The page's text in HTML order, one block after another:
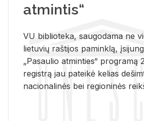
atmintis“
VU biblioteka, saugodama ne
lietuvių raštijos paminklą,
„Pasaulio atminties“ programą
registrą jau pateikė kelias
nacionalinės bei regioninės